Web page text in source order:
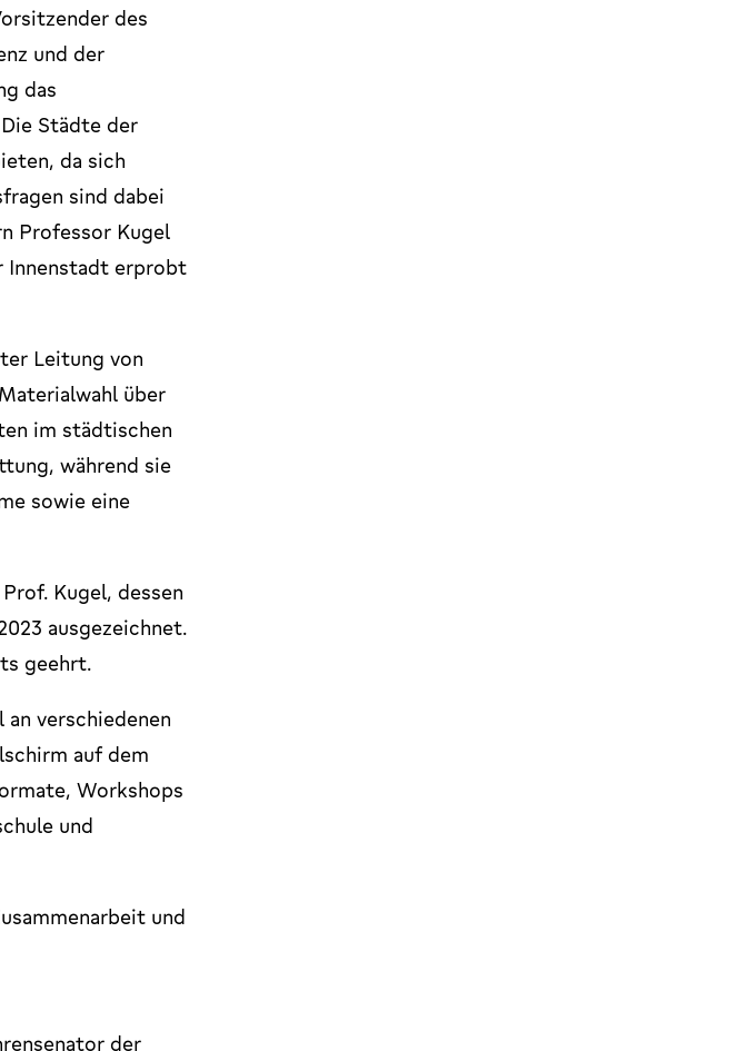
des
und der
das
Städte der
da sich
sind dabei
Professor Kugel
Innenstadt erprobt
Leitung von
über
im städtischen
während sie
sowie eine
Kugel, dessen
ausgezeichnet.
geehrt.
verschiedenen
auf dem
Workshops
und
und
der